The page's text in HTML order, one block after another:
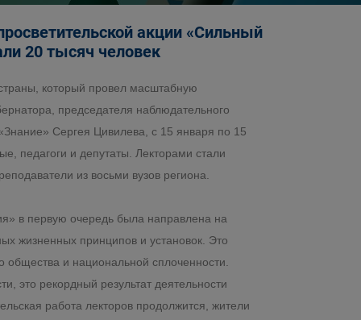
акции «Сильный
20 тысяч человек
который провел масштабную
председателя наблюдательного
Сергея Цивилева, c 15 января по 15
педагоги и депутаты. Лекторами стали
из восьми вузов региона.
в первую очередь была направлена на
жизненных принципов и установок. Это
и национальной сплоченности.
это рекордный результат деятельности
работа лекторов продолжится, жители